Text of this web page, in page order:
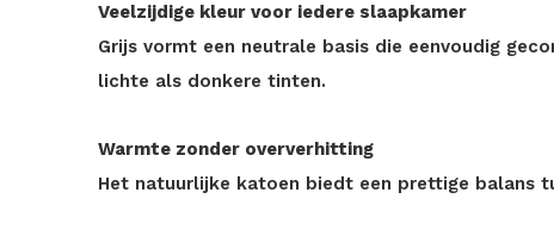
Veelzijdige kleur voor iedere slaapkamer
Grijs vormt een neutrale basis die eenvoudig
lichte als donkere tinten.
Warmte zonder oververhitting
Het natuurlijke katoen biedt een prettige balans